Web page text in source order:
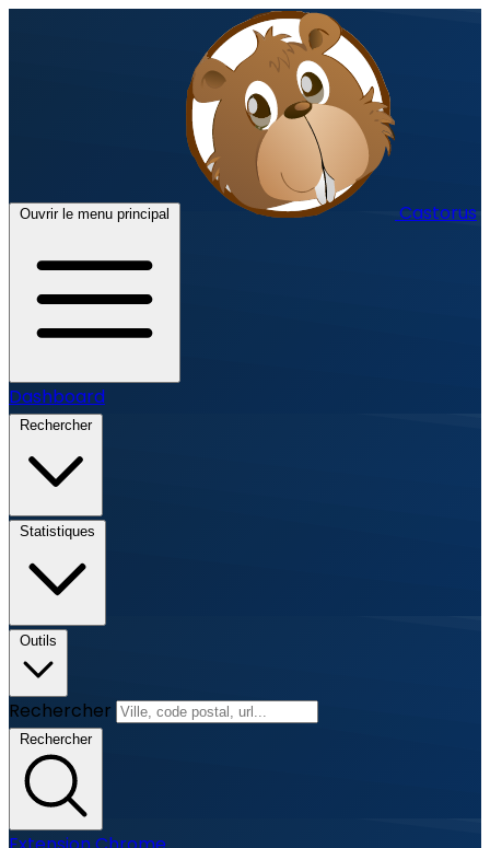
Ouvrir le menu principal Castorus
Dashboard
Rechercher
Statistiques
Outils
Rechercher
Rechercher